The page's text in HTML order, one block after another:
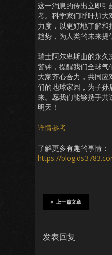
这一消息的传出立即引
考。科学家们呼吁加
力度，以更好地了解
趋势，为人类的未来提
瑞士阿尔卑斯山的永
警钟，提醒我们全球
大家齐心合力，共同
们的地球家园，为子孙
来。愿我们能够携手
明天！
详情参考
了解更多有趣的事情：
https://
上一篇文章
发表回复